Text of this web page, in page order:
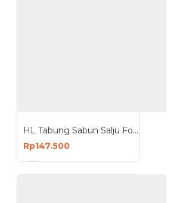
HL Tabung Sabun Salju Foam Lance For High Pressure Cleaner
Rp147.500